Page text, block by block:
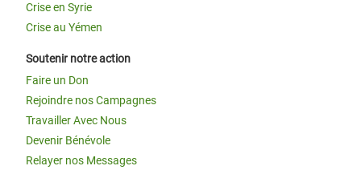
Crise en Syrie
Crise au Yémen
Soutenir notre action
Faire un Don
Rejoindre nos Campagnes
Travailler Avec Nous
Devenir Bénévole
Relayer nos Messages